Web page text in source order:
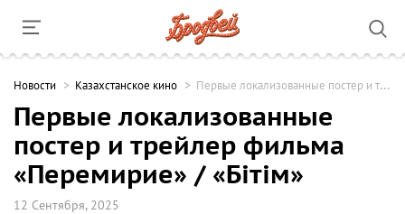
Новости Казахстанское кино Первые локализованные постер и трейлер фильма «Перемирие» / «Бітім»
Первые локализованные
постер и трейлер фильма
«Перемирие» / «Бітім»
12 Сентября, 2025